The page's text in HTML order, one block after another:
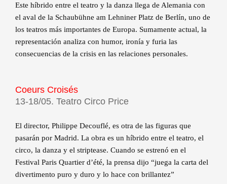
Este híbrido entre el teatro y la danza llega de Alemania con
el aval de la Schaubühne am Lehniner Platz de Berlín, uno de
los teatros más importantes de Europa. Sumamente actual, la
representación analiza con humor, ironía y furia las
consecuencias de la crisis en las relaciones personales.
Coeurs Croisés
13-18/05. Teatro Circo Price
El director, Philippe Decouflé, es otra de las figuras que
pasarán por Madrid. La obra es un híbrido entre el teatro, el
circo, la danza y el striptease. Cuando se estrenó en el
Festival Paris Quartier d’été, la prensa dijo “juega la carta del
divertimento puro y duro y lo hace con brillantez”